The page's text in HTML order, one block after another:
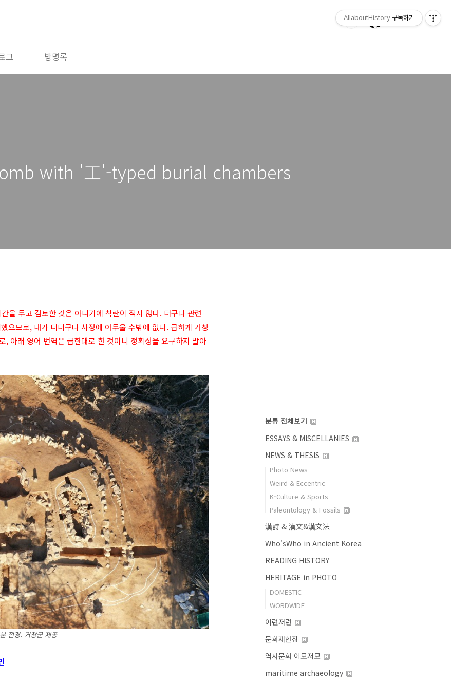
그 방명록
with '工'-typed burial chambers
을 두고 검토한 것은 아니기에 착란이 적지 않다. 더구나 관련
으므로, 내가 더더구나 사정에 어두울 수밖에 없다. 급하게 거창
, 아래 영어 번역은 급한대로 한 것이니 정확성을 요구하지 말아
전경. 거창군 제공
분류 전체보기
ESSAYS & MISCELLANIES
NEWS & THESIS
Photo News
Weird & Eccentric
K-Culture & Sports
Paleontology & Fossils
漢詩 & 漢文&漢文法
Who'sWho in Ancient Korea
READING HISTORY
HERITAGE in PHOTO
DOMESTIC
WORDWIDE
이런저런
문화재현장
역사문화 이모저모
maritime archaeology
AllaboutHistory 구독하기